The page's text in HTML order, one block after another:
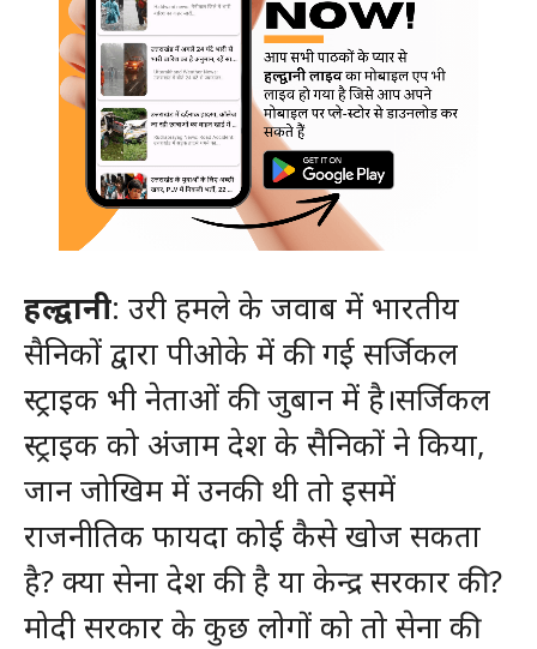
हल्द्वानी: उरी हमले के जवाब में भारतीय
सैनिकों द्वारा पीओके में की गई सर्जिकल
स्ट्राइक भी नेताओं की जुबान में है।सर्जिकल
स्ट्राइक को अंजाम देश के सैनिकों ने किया,
जान जोखिम में उनकी थी तो इसमें
राजनीतिक फायदा कोई कैसे खोज सकता
है? क्या सेना देश की है या केन्द्र सरकार की?
मोदी सरकार के कुछ लोगों को तो सेना की